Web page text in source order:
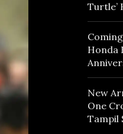
Turtle’
Edition
Honda
Edition
New
One
Tampil